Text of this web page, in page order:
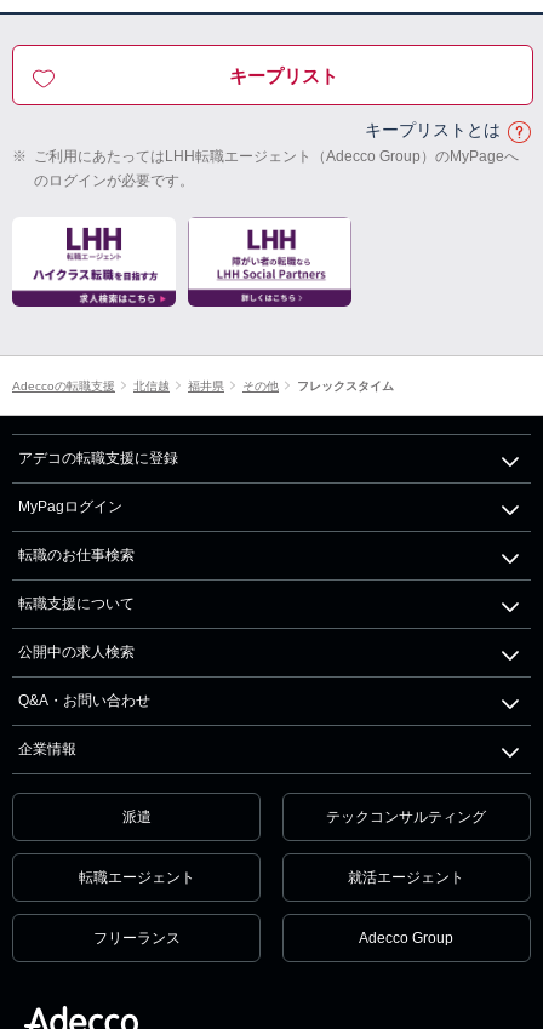
キープリスト
キープリストとは
※ ご利用にあたってはLHH転職エージェント（Adecco Group）のMyPageへ
のログインが必要です。
Adeccoの転職支援 北信越 福井県 その他 フレックスタイム
アデコの転職支援に登録
MyPagログイン
転職のお仕事検索
転職支援について
公開中の求人検索
Q&A・お問い合わせ
企業情報
派遣 テックコンサルティング
転職エージェント 就活エージェント
フリーランス Adecco Group